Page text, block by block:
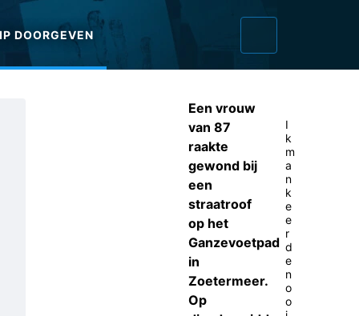
DOORGEVEN
Een vrouw
van 87
raakte
gewond bij
een
straatroof
op het
Ganzevoetpad
in
Zoetermeer.
Op
I
k
m
a
n
k
e
e
r
d
e
n
o
o